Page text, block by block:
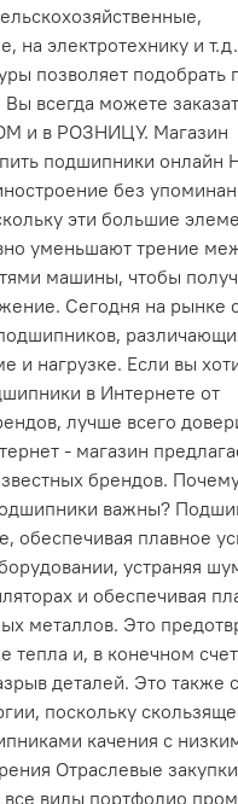
на электротехнику и
позволяет подобрать
всегда можете
и в РОЗНИЦУ. Магазин
подшипники онлайн
без
эти большие
уменьшают трение
машины, чтобы
Сегодня на рынке
и нагрузке. Если вы
в Интернете от
лучше всего
- магазин
брендов.
важны?
обеспечивая плавное
устраняя
и обеспечивая
металлов. Это
тепла и, в конечном
деталей. Это также
поскольку
качения с
Отраслевые закупки
все виды портфолио